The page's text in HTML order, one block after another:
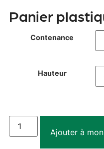
Panier
Contenance
Hauteur
Ajouter à